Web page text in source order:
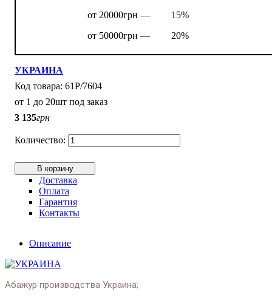
от 20000грн —
15%
от 50000грн —
20%
УКРАИНА
61P/7604
от 1 до 20шт под заказ
3 135грн
В корзину
Доставка
Оплата
Гарантия
Контакты
Описание
Абажур производства Украина;